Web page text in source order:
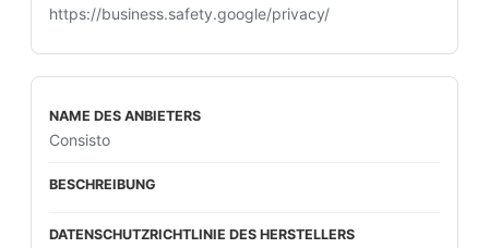
https://business.safety.google/privacy/
Consisto